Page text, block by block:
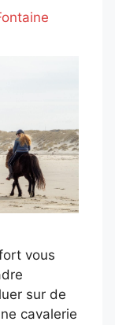
vous
sur de
cavalerie